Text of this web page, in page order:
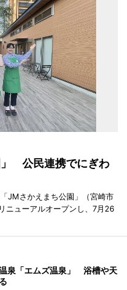
」 公民連携でにぎわ
JMさかえまち公園」（宮崎市
ニューアルオープンし、7月26
泉「エムズ温泉」 浴槽や天